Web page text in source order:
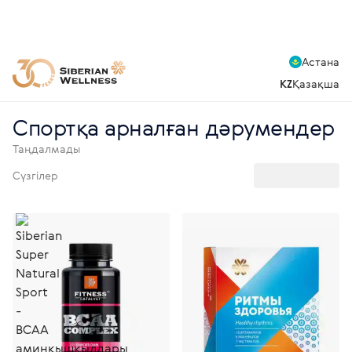
Астана
KZҚазақша
Спортқа арналған дәрумендер
Таңдалмады
Сүзгілер